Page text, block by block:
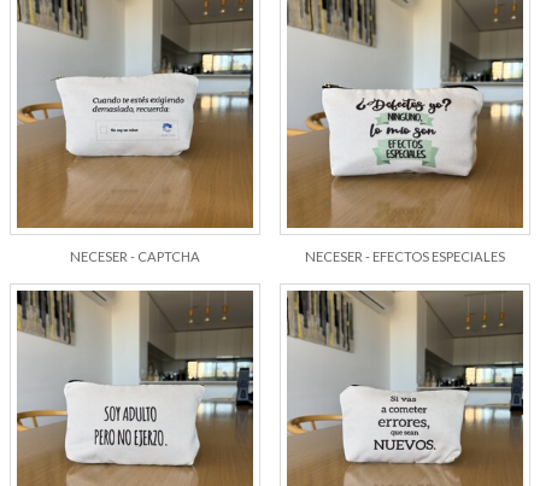
NECESER - CAPTCHA NECESER - EFECTOS ESPECIALES